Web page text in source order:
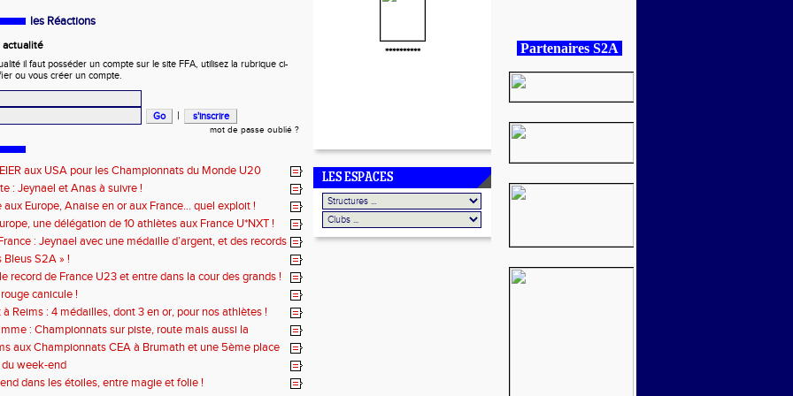
les Réactions
actualité
il faut posséder un compte sur le site FFA, utilisez la rubrique ci-
ou vous créer un compte.
|
mot de passe oublié ?
aux USA pour les Championnats du Monde U20
: Jeynael et Anas à suivre !
aux Europe, Anaise en or aux France... quel exploit !
une délégation de 10 athlètes aux France U*NXT !
: Jeynael avec une médaille d’argent, et des records
Bleus S2A » !
record de France U23 et entre dans la cour des grands !
canicule !
à Reims : 4 médailles, dont 3 en or, pour nos athlètes !
: Championnats sur piste, route mais aussi la
aux Championnats CEA à Brumath et une 5ème place
à Reims !
week-end
dans les étoiles, entre magie et folie !
**********
LES ESPACES
Partenaires S2A